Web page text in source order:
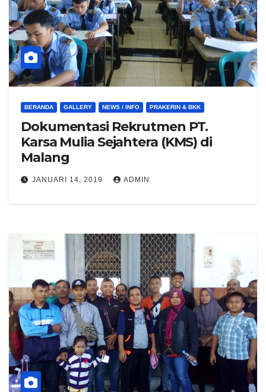
BERANDA GALLERY NEWS / INFO PRAKERIN & BKK
Dokumentasi Rekrutmen PT.
Karsa Mulia Sejahtera (KMS) di
Malang
JANUARI 14, 2019 ADMIN